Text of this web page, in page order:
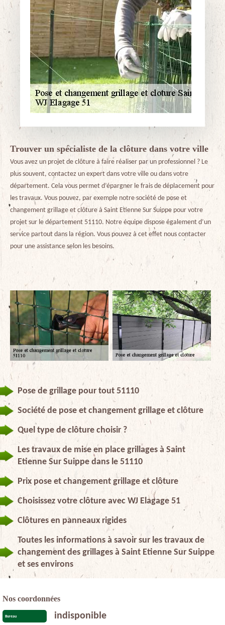
Trouver un spécialiste de la clôture dans votre ville
Vous avez un projet de clôture à faire réaliser par un professionnel ? Le
plus souvent, contactez un expert dans votre ville ou dans votre
département. Cela vous permet d’épargner le frais de déplacement pour
les travaux. Vous pouvez, par exemple notre société de pose et
changement grillage et clôture à Saint Etienne Sur Suippe pour votre
projet sur le département 51110. Notre équipe dispose également d’un
service partout dans la région. Vous pouvez à cet effet nous contacter
pour une assistance selon les besoins.
Pose de grillage pour tout 51110
Société de pose et changement grillage et clôture
Quel type de clôture choisir ?
Les travaux de mise en place grillages à Saint
Etienne Sur Suippe dans le 51110
Prix pose et changement grillage et clôture
Choisissez votre clôture avec WJ Elagage 51
Clôtures en panneaux rigides
Toutes les informations à savoir sur les travaux de
changement des grillages à Saint Etienne Sur Suippe
et ses environs
Nos coordonnées
Bureau indisponible